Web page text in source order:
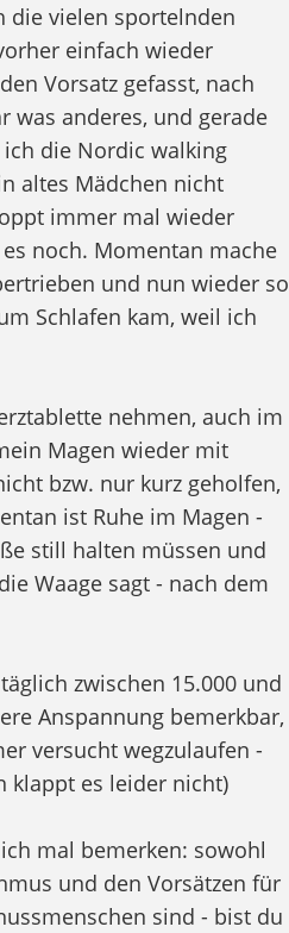
die vielen sportelnden
einfach wieder
Vorsatz gefasst, nach
was anderes, und gerade
die Nordic walking
altes Mädchen nicht
immer mal wieder
noch. Momentan mache
und nun wieder so
Schlafen kam, weil ich
nehmen, auch im
Magen wieder mit
bzw. nur kurz geholfen,
ist Ruhe im Magen -
still halten müssen und
Waage sagt - nach dem
zwischen 15.000 und
Anspannung bemerkbar,
versucht wegzulaufen -
klappt es leider nicht)
mal bemerken: sowohl
und den Vorsätzen für
sind - bist du